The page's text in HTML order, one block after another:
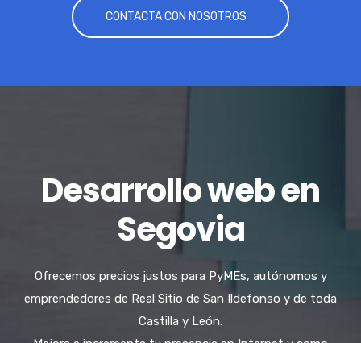
CONTACTA CON NOSOTROS
Desarrollo web en
Segovia
Ofrecemos precios justos para PyMEs, autónomos y
emprendedores de Real Sitio de San Ildefonso y de toda
Castilla y León.